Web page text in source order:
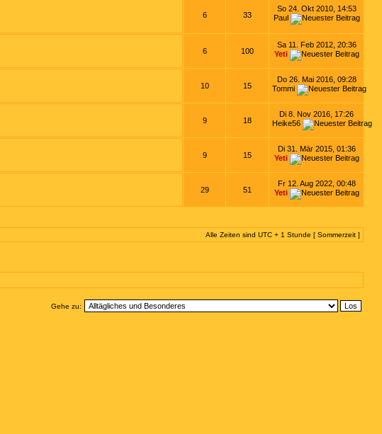
6 33
So 24. Okt 2010, 14:53
Paul
6 100
Sa 11. Feb 2012, 20:36
Yeti
10 15
Do 26. Mai 2016, 09:28
Tommi
9 18
Di 8. Nov 2016, 17:26
Heike56
9 15
Di 31. Mär 2015, 01:36
Yeti
29 51
Fr 12. Aug 2022, 00:48
Yeti
Alle Zeiten sind UTC + 1 Stunde [ Sommerzeit ]
Gehe zu: